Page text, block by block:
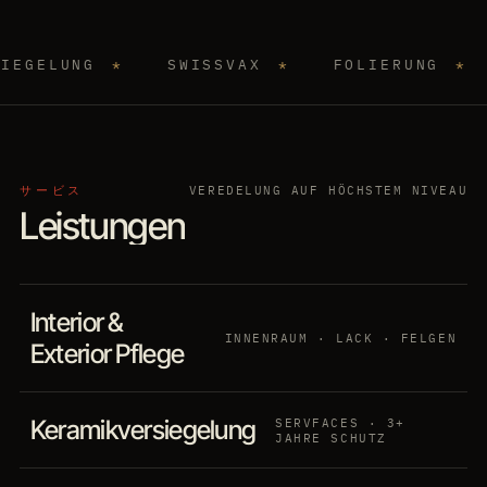
SHOKUNIN SPIRIT
* SWISSVAX * FOLIERUNG * 完璧主義
サービス
Leistungen
VEREDELUNG AUF HÖCHSTEM NIVEAU
Interior &
Exterior Pflege
INNENRAUM · LACK · FELGEN
von der Tiefenreinigung der Sitze, Teppiche und Kunststoffe
Keramikversiegelung
SERVFACES · 3+
JAHRE SCHUTZ